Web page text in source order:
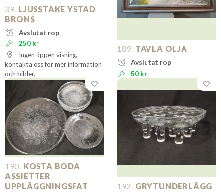
39. LJUSSTAKE YSTAD
BRONS
Avslutat rop
250 kr
Ingen öppen visning,
kontakta oss för mer information
och bilder.
189. TAVLA OLJA
Avslutat rop
50 kr
190. KOSTA BODA
ASSIETTER
UPPLÄGGNINGSFAT
192. GRYTUNDERLÄGG